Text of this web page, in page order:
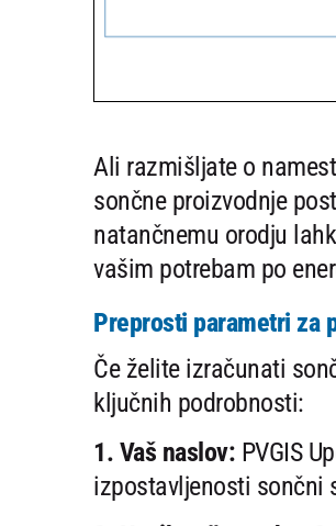
Ali razmišljate o
sončne proizvodnje
natančnemu orodju
vašim potrebam po
Preprosti parametri za
Če želite izračunati
ključnih podrobnosti:
1. Vaš naslov: PVGIS
izpostavljenosti sončni